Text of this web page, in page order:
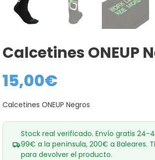
Calcetines ONEUP
15,00€
Calcetines ONEUP Negros
Stock real verificado. Envío gratis 24-
99€ a la península, 200€ a Baleares.
para devolver el producto.